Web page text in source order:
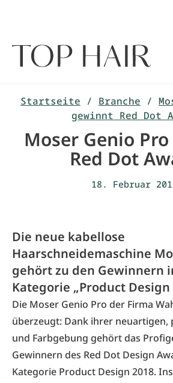
Startseite / Branche /
gewinnt Red Dot
Moser Genio
Red Dot
18. Februar
Die neue kabellose
Haarschneidemaschine
gehört zu den Gewinnern
Kategorie „Product Design
Die Moser Genio Pro der Firma
überzeugt: Dank ihrer neuartigen,
und Farbgebung gehört das
Gewinnern des Red Dot Design
Kategorie Product Design 2018.